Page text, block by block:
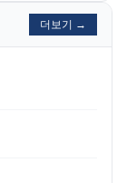
더보기 →